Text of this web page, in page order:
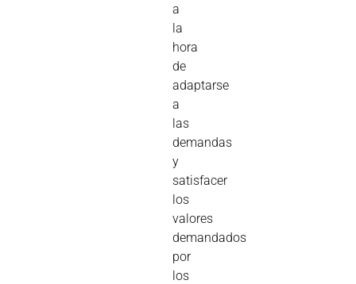
a
la
hora
de
adaptarse
a
las
demandas
y
satisfacer
los
valores
demandados
por
los